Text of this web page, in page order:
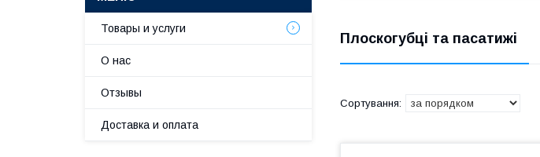
Плоскогубці та пасатижі
Товары и услуги
О нас
Отзывы
Доставка и оплата